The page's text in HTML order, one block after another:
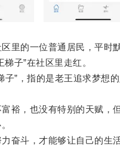
的一位普通居民，平时
子”在社区里走红。
”，指的是老王追求梦想的
，也没有特别的天赋，
斗，才能够让自己的生活